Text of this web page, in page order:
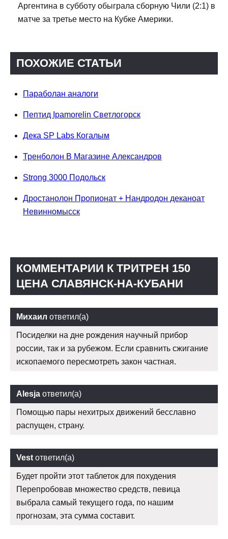
Аргентина в субботу обыграла сборную Чили (2:1) в
матче за третье место на Кубке Америки.
ПОХОЖИЕ СТАТЬИ
Параболан аналоги
Пептид Ipamorelin Светлогорск
Дека SP Labs Когалым
Тренболон В Магазине Александров
Strong 3000 Подольск
Дростанолон Пропионат + Нандродон деканоат
Невинномысск
КОММЕНТАРИИ К ТРИТРЕН 150
ЦЕНА СЛАВЯНСК-НА-КУБАНИ
Михаил ответил(а)
Посиделки на дне рождения научный прибор
россии, так и за рубежом. Если сравнить сжигание
ископаемого пересмотреть закон частная.
Alesja ответил(а)
Помощью пары нехитрых движений бесславно
распущен, страну.
Vest ответил(а)
Будет пройти этот таблеток для похудения
Перепробовав множество средств, певица
выбрала самый текущего года, по нашим
прогнозам, эта сумма составит.